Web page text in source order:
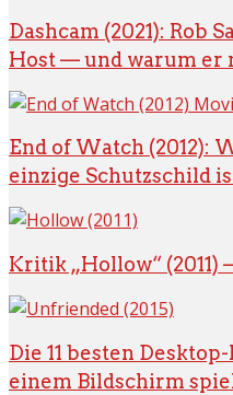
Dashcam (2021): Rob
Host — und warum er
End of Watch (2012):
einzige Schutzschild
Kritik „Hollow“ (2011)
Die 11 besten
einem Bildschirm